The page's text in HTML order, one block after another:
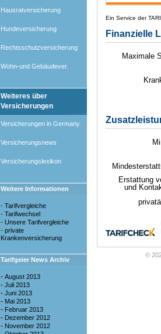
Hausratversicherung
Hundeversicherung
Rechtsschutzversicherung
Wohn-und Gebäudever.
Weiteres über
Versicherungen
Versicherungen in Germany
Versicherungsnews
Versicherungslexikon
Weitere Informationen
- Tarifvergleiche
- Tarifwechsel
- Unsere Tarifvergleiche
- private
Krankenversicherung
Tarifgeier News Archiv
- August 2013
- Juli 2013
- Juni 2013
- Mai 2013
- Februar 2013
- Dezember 2012
- November 2012